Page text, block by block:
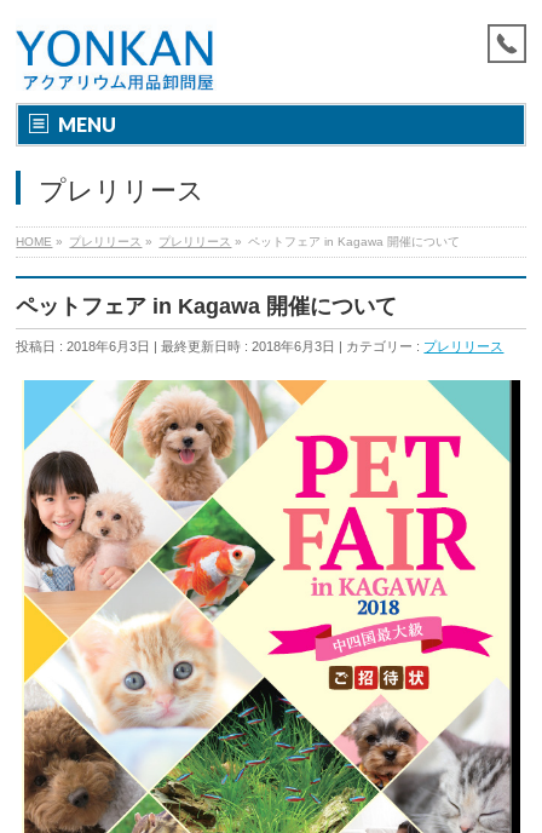
MENU
プレリリース
HOME » プレリリース » プレリリース » ペットフェア in Kagawa 開催について
ペットフェア in Kagawa 開催について
投稿日 : 2018年6月3日 最終更新日時 : 2018年6月3日 カテゴリー : プレリリース